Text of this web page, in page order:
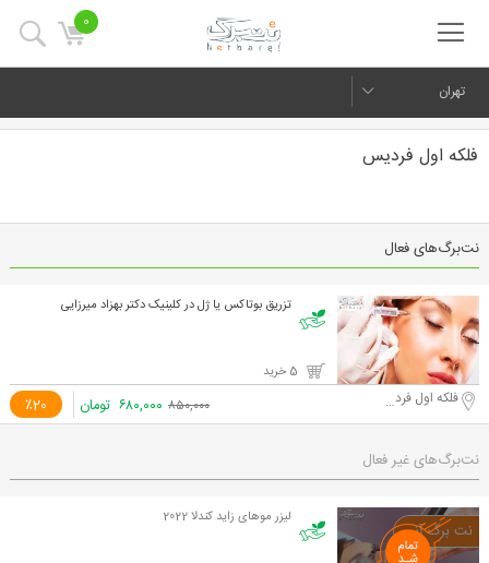
0
تهران
فلکه اول فردیس
نت‌برگ‌های فعال
تزریق بوتاکس یا ژل در کلینیک دکتر بهزاد میرزایی
٪20 فلکه اول فردیس ۸۵۰,۰۰۰ ۶۸۰,۰۰۰ تومان
نت‌برگ‌های غیر فعال
لیزر موهای زاید کندلا 2022